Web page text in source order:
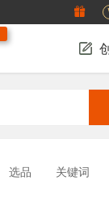
选品
关键词